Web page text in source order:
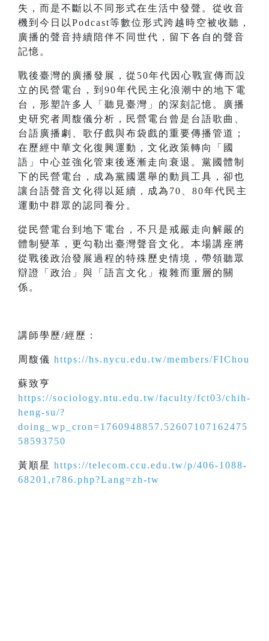
失，而是不斷以不同形式在生活中發聲。從收音
機到今日以Podcast等數位形式跨越時空被收聽，
廣播的聲音持續陪伴不同世代，留下各自的聲音
記憶。
戰後臺灣的廣播發展，從50年代因心戰宣傳而設
立的民營電台，到90年代民主化浪潮中的地下電
台，形塑許多人「聽見臺灣」的深刻記憶。廣播
史研究者周馥儀分析，民營電台曾是台語歌曲、
台語廣播劇、歌仔戲與布袋戲的重要傳播管道；
在歷經中華文化復興運動，文化政策轉向「國
語」中心並強化管束後逐漸走向衰退。黨國體制
下的民營電台，成為黨國選舉的動員工具，卻也
讓台語聲音文化得以延續，成為70、80年代民主
運動中群眾的認同養分。
從民營電台到地下電台，不只是戒嚴走向解嚴的
體制變革，更勾勒出臺灣聲音文化。本場講座將
從戰後政治發展過程的特殊歷史情境，帶領聽眾
辯證「政治」與「語言文化」複雜而重層的關
係。
講師學歷/經歷：
周馥儀 https://hs.nycu.edu.tw/members/FIChou
蘇致亨
https://sociology.ntu.edu.tw/faculty/fct03/chih-
heng-su/?
doing_wp_cron=1760948857.52607107162475
58593750
黃順星 https://telecom.ccu.edu.tw/p/406-1088-
68201,r786.php?Lang=zh-tw